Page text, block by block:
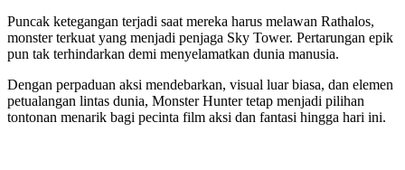
Puncak ketegangan terjadi saat mereka harus melawan Rathalos,
monster terkuat yang menjadi penjaga Sky Tower. Pertarungan epik
pun tak terhindarkan demi menyelamatkan dunia manusia.
Dengan perpaduan aksi mendebarkan, visual luar biasa, dan elemen
petualangan lintas dunia, Monster Hunter tetap menjadi pilihan
tontonan menarik bagi pecinta film aksi dan fantasi hingga hari ini.